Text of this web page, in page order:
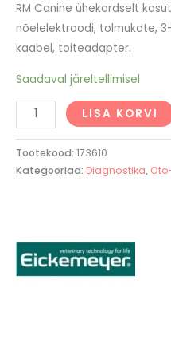
RM Canine ühekordselt
nõelelektroodi, tolmukate,
kaabel, toiteadapter.
Saadaval järeltellimisel
LISA KORVI
Tootekood: 173610
Kategooriad: Diagnostika,